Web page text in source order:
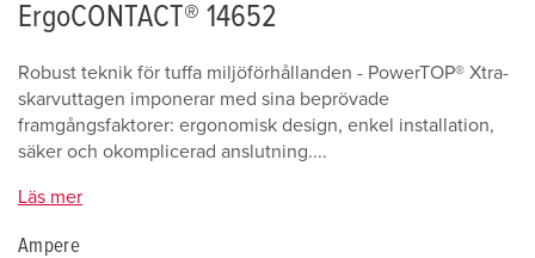
ErgoCONTACT® 14652
Robust teknik för tuffa miljöförhållanden - PowerTOP® Xtra-
skarvuttagen imponerar med sina beprövade
framgångsfaktorer: ergonomisk design, enkel installation,
säker och okomplicerad anslutning....
Läs mer
Ampere